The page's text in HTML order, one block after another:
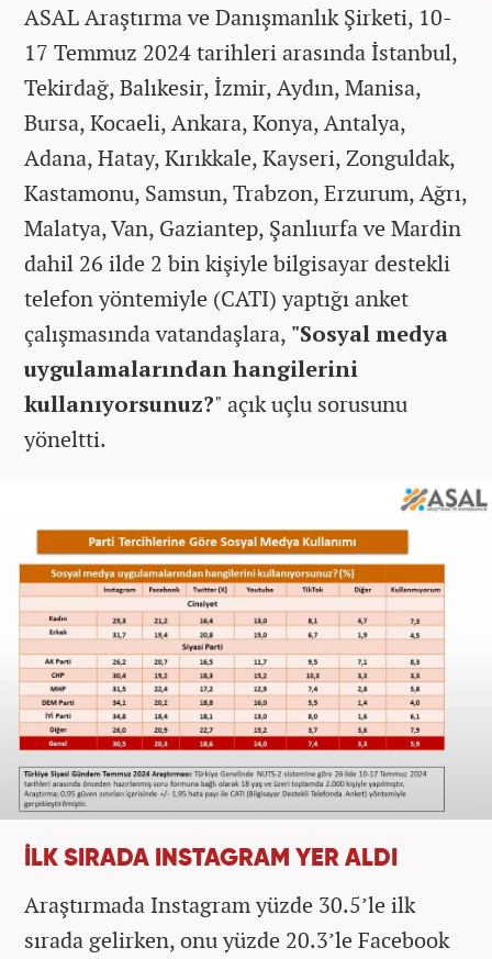
ASAL Araştırma ve Danışmanlık Şirketi, 10-
17 Temmuz 2024 tarihleri arasında İstanbul,
Tekirdağ, Balıkesir, İzmir, Aydın, Manisa,
Bursa, Kocaeli, Ankara, Konya, Antalya,
Adana, Hatay, Kırıkkale, Kayseri, Zonguldak,
Kastamonu, Samsun, Trabzon, Erzurum, Ağrı,
Malatya, Van, Gaziantep, Şanlıurfa ve Mardin
dahil 26 ilde 2 bin kişiyle bilgisayar destekli
telefon yöntemiyle (CATI) yaptığı anket
çalışmasında vatandaşlara, "Sosyal medya
uygulamalarından hangilerini
kullanıyorsunuz?" açık uçlu sorusunu
yöneltti.
İLK SIRADA INSTAGRAM YER ALDI
Araştırmada Instagram yüzde 30.5’le ilk
sırada gelirken, onu yüzde 20.3’le Facebook